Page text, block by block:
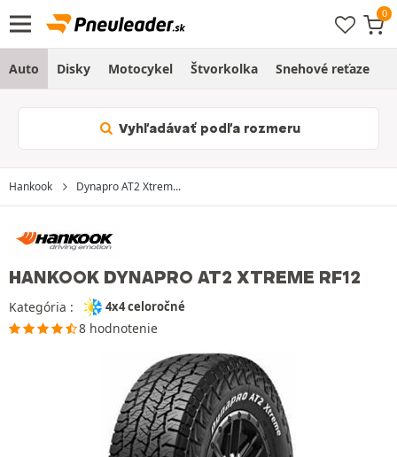
Auto Disky Motocykel Štvorkolka Snehové reťaze
Vyhľadávať podľa rozmeru
Hankook Dynapro AT2 Xtrem...
HANKOOK DYNAPRO AT2 XTREME RF12
Kategória : 4x4 celoročné
8 hodnotenie